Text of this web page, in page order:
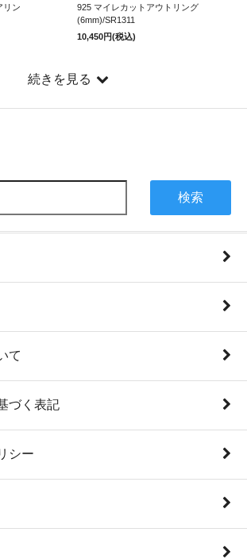
リン
925 マイレカットアウトリング
(6mm)/SR1311
10,450円(税込)
続きを見る
検索
て
づく表記
シー